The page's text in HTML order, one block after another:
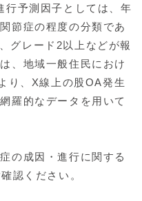
行予測因子としては、年
節症の程度の分類であ
グレード2以上などが報
、地域一般住民におけ
り、X線上の股OA発生
羅的なデータを用いて
の成因・進行に関する
認ください。